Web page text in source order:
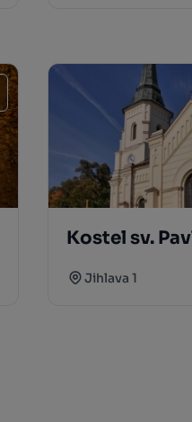
Kostel sv.
Jihlava 1